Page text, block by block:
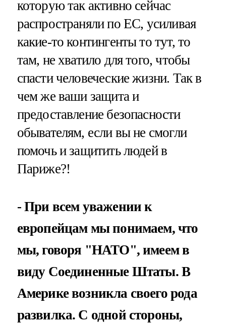
которую так активно сейчас
распространяли по ЕС, усиливая
какие-то контингенты то тут, то
там, не хватило для того, чтобы
спасти человеческие жизни. Так в
чем же ваши защита и
предоставление безопасности
обывателям, если вы не смогли
помочь и защитить людей в
Париже?!
- При всем уважении к
европейцам мы понимаем, что
мы, говоря "НАТО", имеем в
виду Соединенные Штаты. В
Америке возникла своего рода
развилка. С одной стороны,